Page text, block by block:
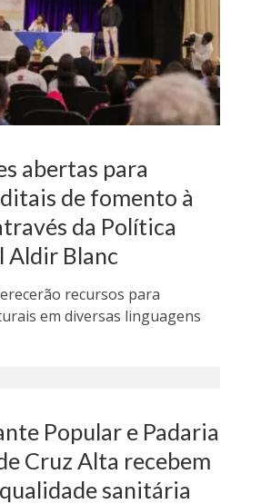
abertas para
de fomento à
da Política
Aldir Blanc
recursos para
em diversas linguagens
Popular e Padaria
Cruz Alta recebem
sanitária